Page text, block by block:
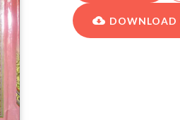
DOWNLOAD